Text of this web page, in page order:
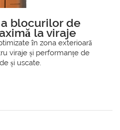
blocurilor de
la viraje
în zona exterioară
viraje și performanțe de
și uscate.